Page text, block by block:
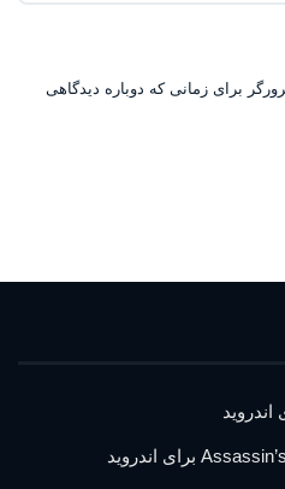
برای زمانی که دوباره دیدگاهی